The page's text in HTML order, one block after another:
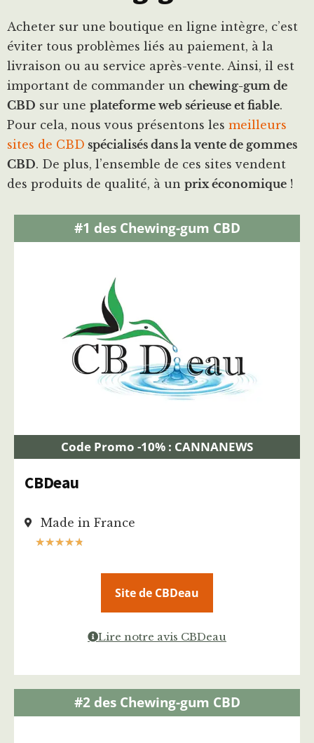
Acheter sur une boutique en ligne intègre, c’est
éviter tous problèmes liés au paiement, à la
livraison ou au service après-vente. Ainsi, il est
important de commander un chewing-gum de
CBD sur une plateforme web sérieuse et fiable.
Pour cela, nous vous présentons les meilleurs
sites de CBD spécialisés dans la vente de gommes
CBD. De plus, l’ensemble de ces sites vendent
des produits de qualité, à un prix économique !
#1 des Chewing-gum CBD
Code Promo -10% : CANNANEWS
CBDeau
Made in France
★★★★★
Site de CBDeau
Lire notre avis CBDeau
#2 des Chewing-gum CBD